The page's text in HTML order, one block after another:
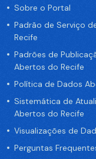
Sobre o Portal
Padrão de Serviço
Recife
Padrões de
Abertos do Recife
Política de Dados
Sistemática de
Abertos do Recife
Visualizações de
Perguntas